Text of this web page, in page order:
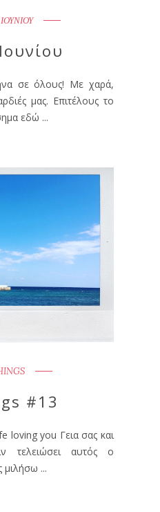
σε όλους! Με χαρά,
μας. Επιτέλους το
εδώ ...
#13
loving you Γεια σας και
τελειώσει αυτός ο
μιλήσω ...